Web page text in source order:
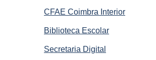
CFAE Coimbra Interior
Biblioteca Escolar
Secretaria Digital